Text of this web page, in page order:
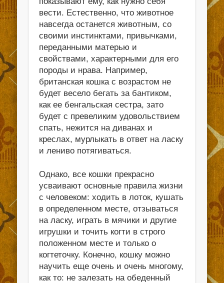
вести. Естественно, что животное
навсегда останется животным, со
своими инстинктами, привычками,
переданными матерью и
свойствами, характерными для его
породы и нрава. Например,
британская кошка с возрастом не
будет весело бегать за бантиком,
как ее бенгальская сестра, зато
будет с превеликим удовольствием
спать, нежится на диванах и
креслах, мурлыкать в ответ на ласку
и лениво потягиваться.
Однако, все кошки прекрасно
усваивают основные правила жизни
с человеком: ходить в лоток, кушать
в определенном месте, отзываться
на ласку, играть в мячики и другие
игрушки и точить когти в строго
положенном месте и только о
когтеточку. Конечно, кошку можно
научить еще очень и очень многому,
как то: не залезать на обеденный